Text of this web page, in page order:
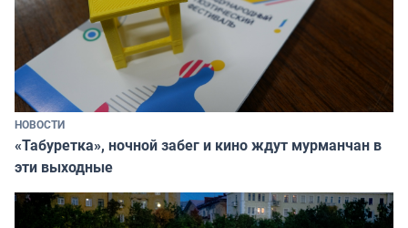
НОВОСТИ
«Табуретка», ночной забег и кино ждут мурманчан в
эти выходные